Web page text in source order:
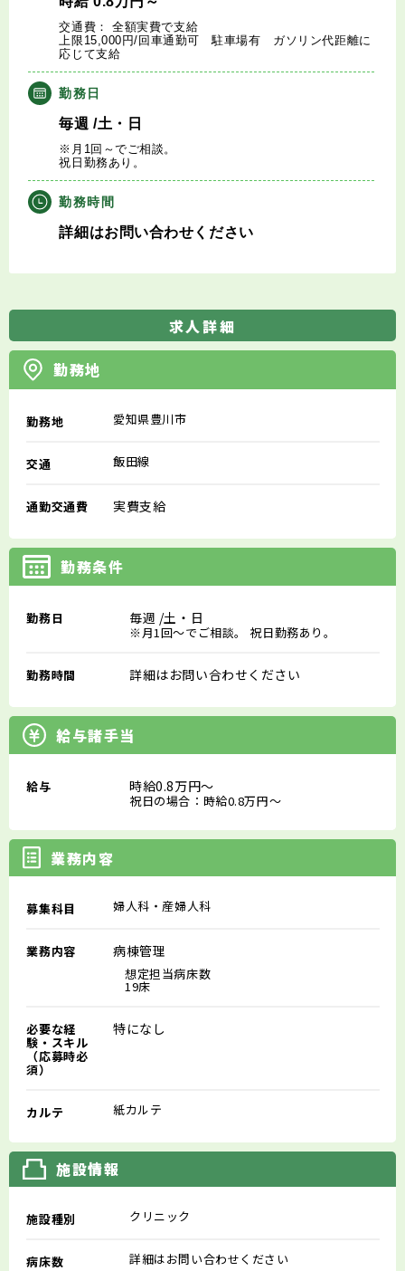
医師に役立つ取材記事
大学医局紹介
交通費： 全額実費で支給
上限15,000円/回車通勤可 駐車場有 ガソリン代距離に
応じて支給
勤務日
毎週 /土・日
※月1回～でご相談。
祝日勤務あり。
勤務時間
詳細はお問い合わせください
求人詳細
勤務地
勤務地 愛知県豊川市
交通 飯田線
通勤交通費 実費支給
勤務条件
勤務日 毎週 /土・日
※月1回～でご相談。 祝日勤務あり。
勤務時間 詳細はお問い合わせください
給与諸手当
給与 時給0.8万円～
祝日の場合：時給0.8万円～
業務内容
募集科目 婦人科・産婦人科
業務内容 病棟管理
想定担当病床数
19床
必要な経
験・スキル
（応募時必
須）
特になし
カルテ 紙カルテ
施設情報
施設種別 クリニック
病床数 詳細はお問い合わせください